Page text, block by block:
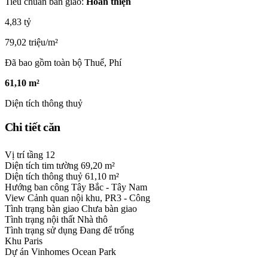
4,83 tỷ
79,02 triệu/m²
Đã bao gồm toàn bộ Thuế, Phí
61,10 m²
Diện tích thông thuỷ
Chi tiết căn
Vị trí tầng 12
Diện tích tim tường 69,20 m²
Diện tích thông thuỷ 61,10 m²
Hướng ban công Tây Bắc - Tây Nam
View Cảnh quan nội khu, PR3 - Công
Tình trạng bàn giao Chưa bàn giao
Tình trạng nội thất Nhà thô
Tình trạng sử dụng Đang để trống
Khu Paris
Dự án Vinhomes Ocean Park